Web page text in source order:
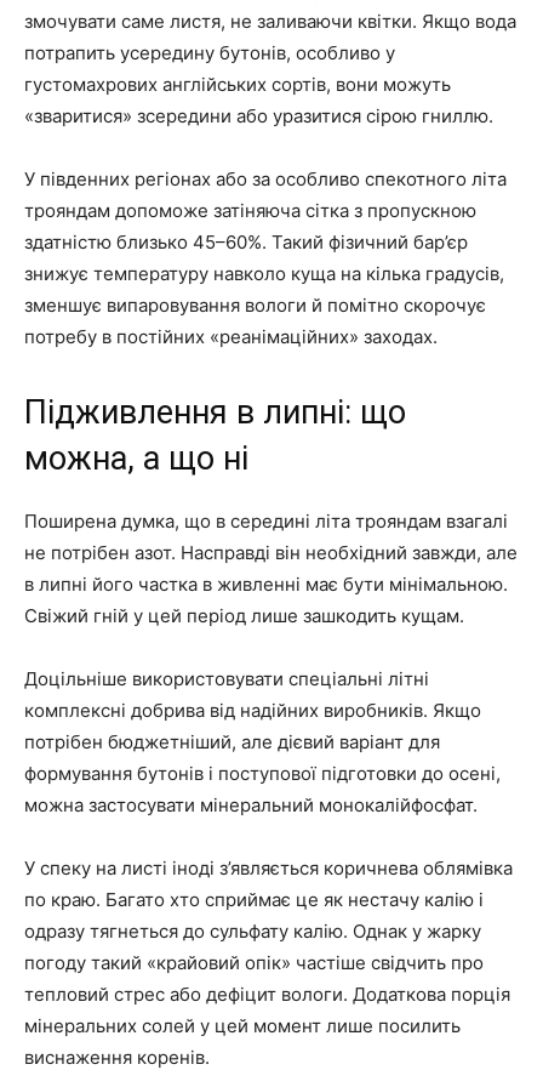
змочувати саме листя, не заливаючи квітки. Якщо вода
потрапить усередину бутонів, особливо у
густомахрових англійських сортів, вони можуть
«зваритися» зсередини або уразитися сірою гниллю.
У південних регіонах або за особливо спекотного літа
трояндам допоможе затіняюча сітка з пропускною
здатністю близько 45–60%. Такий фізичний бар’єр
знижує температуру навколо куща на кілька градусів,
зменшує випаровування вологи й помітно скорочує
потребу в постійних «реанімаційних» заходах.
Підживлення в липні: що
можна, а що ні
Поширена думка, що в середині літа трояндам взагалі
не потрібен азот. Насправді він необхідний завжди, але
в липні його частка в живленні має бути мінімальною.
Свіжий гній у цей період лише зашкодить кущам.
Доцільніше використовувати спеціальні літні
комплексні добрива від надійних виробників. Якщо
потрібен бюджетніший, але дієвий варіант для
формування бутонів і поступової підготовки до осені,
можна застосувати мінеральний монокалійфосфат.
У спеку на листі іноді з’являється коричнева облямівка
по краю. Багато хто сприймає це як нестачу калію і
одразу тягнеться до сульфату калію. Однак у жарку
погоду такий «крайовий опік» частіше свідчить про
тепловий стрес або дефіцит вологи. Додаткова порція
мінеральних солей у цей момент лише посилить
виснаження коренів.